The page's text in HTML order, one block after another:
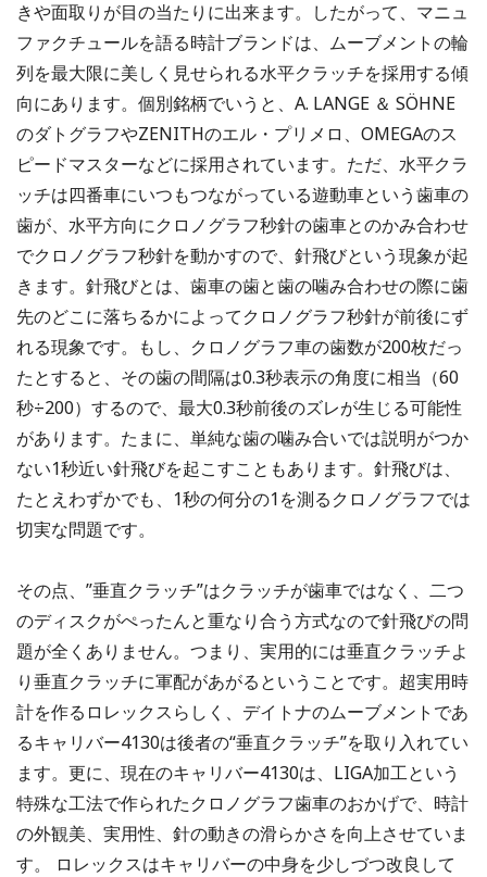
きや面取りが目の当たりに出来ます。したがって、マニュ
ファクチュールを語る時計ブランドは、ムーブメントの輪
列を最大限に美しく見せられる水平クラッチを採用する傾
向にあります。個別銘柄でいうと、A. LANGE ＆ SÖHNE
のダトグラフやZENITHのエル・プリメロ、OMEGAのス
ピードマスターなどに採用されています。ただ、水平クラ
ッチは四番車にいつもつながっている遊動車という歯車の
歯が、水平方向にクロノグラフ秒針の歯車とのかみ合わせ
でクロノグラフ秒針を動かすので、針飛びという現象が起
きます。針飛びとは、歯車の歯と歯の噛み合わせの際に歯
先のどこに落ちるかによってクロノグラフ秒針が前後にず
れる現象です。もし、クロノグラフ車の歯数が200枚だっ
たとすると、その歯の間隔は0.3秒表示の角度に相当（60
秒÷200）するので、最大0.3秒前後のズレが生じる可能性
があります。たまに、単純な歯の噛み合いでは説明がつか
ない1秒近い針飛びを起こすこともあります。針飛びは、
たとえわずかでも、1秒の何分の1を測るクロノグラフでは
切実な問題です。
その点、”垂直クラッチ”はクラッチが歯車ではなく、二つ
のディスクがぺったんと重なり合う方式なので針飛びの問
題が全くありません。つまり、実用的には垂直クラッチよ
り垂直クラッチに軍配があがるということです。超実用時
計を作るロレックスらしく、デイトナのムーブメントであ
るキャリバー4130は後者の“垂直クラッチ”を取り入れてい
ます。更に、現在のキャリバー4130は、LIGA加工という
特殊な工法で作られたクロノグラフ歯車のおかげで、時計
の外観美、実用性、針の動きの滑らかさを向上させていま
す。 ロレックスはキャリバーの中身を少しづつ改良して